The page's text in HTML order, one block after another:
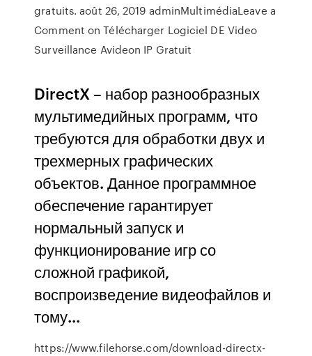
gratuits. août 26, 2019 adminMultimédiaLeave a
Comment on Télécharger Logiciel DE Video
Surveillance Avideon IP Gratuit
DirectX – набор разнообразных
мультимедийных программ, что
требуются для обработки двух и
трехмерных графических
объектов. Данное программное
обеспечение гарантирует
нормальный запуск и
функционирование игр со
сложной графикой,
воспроизведение видеофайлов и
тому...
https://www.filehorse.com/download-directx-